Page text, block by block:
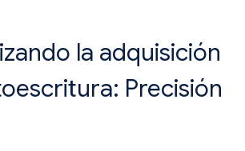
la adquisición
Precisión